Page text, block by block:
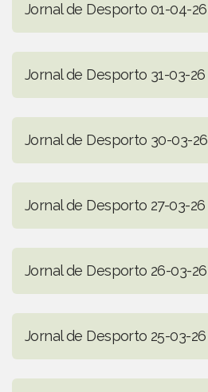
Jornal de Desporto 01-04-26
Jornal de Desporto 31-03-26
Jornal de Desporto 30-03-26
Jornal de Desporto 27-03-26
Jornal de Desporto 26-03-26
Jornal de Desporto 25-03-26